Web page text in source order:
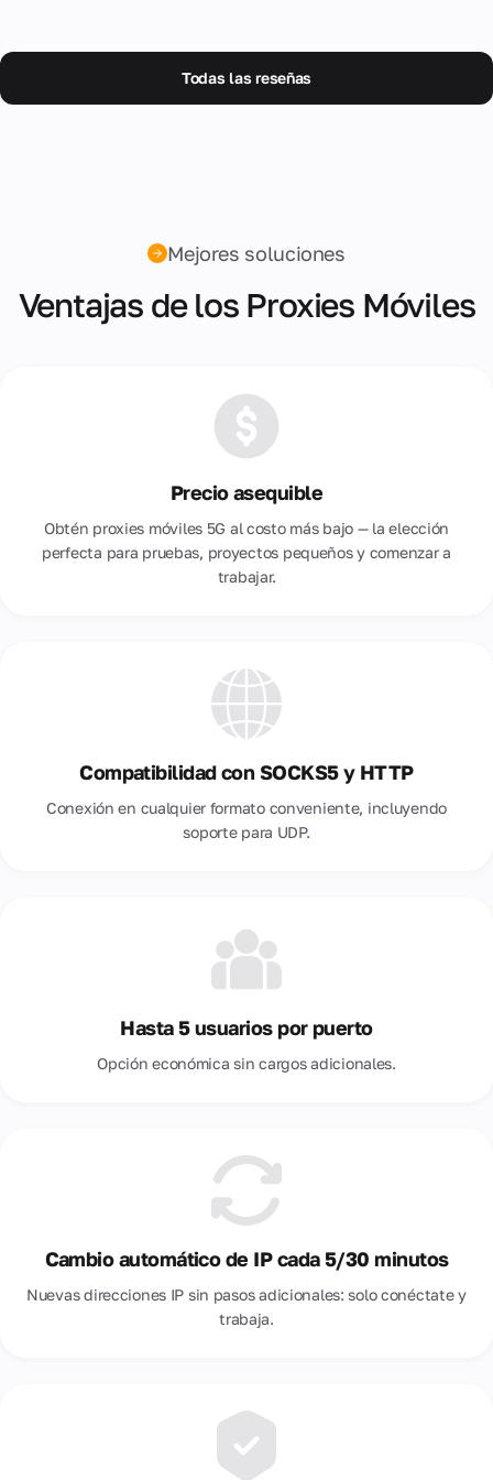
Todas las reseñas
Mejores soluciones
Ventajas de los Proxies Móviles
Precio asequible
Obtén proxies móviles 5G al costo más bajo — la elección
perfecta para pruebas, proyectos pequeños y comenzar a
trabajar.
Compatibilidad con SOCKS5 y HTTP
Conexión en cualquier formato conveniente, incluyendo
soporte para UDP.
Hasta 5 usuarios por puerto
Opción económica sin cargos adicionales.
Cambio automático de IP cada 5/30 minutos
Nuevas direcciones IP sin pasos adicionales: solo conéctate y
trabaja.